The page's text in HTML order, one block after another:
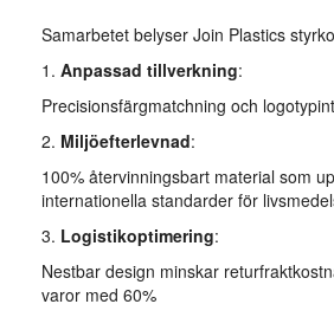
Samarbetet belyser Join Plastics
1. Anpassad tillverkning:
Precisionsfärgmatchning och
2. Miljöefterlevnad:
100% återvinningsbart material som
internationella standarder för
3. Logistikoptimering:
Nestbar design minskar
varor med 60%